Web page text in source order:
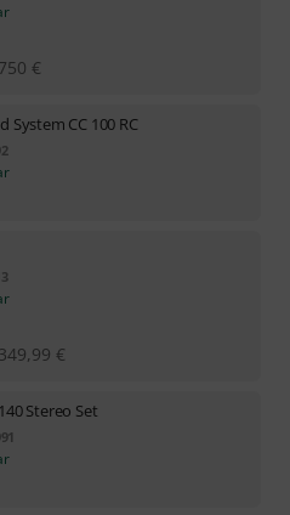
€
System CC 100 RC
€
Stereo Set